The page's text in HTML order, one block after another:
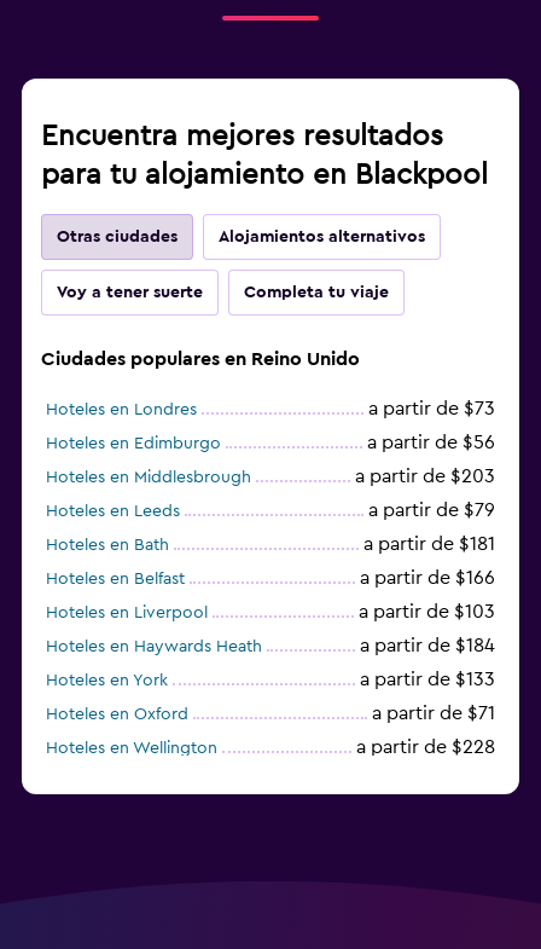
Encuentra mejores resultados
para tu alojamiento en Blackpool
Otras ciudades Alojamientos alternativos
Voy a tener suerte Completa tu viaje
Ciudades populares en Reino Unido
Hoteles en Londres a partir de $73
Hoteles en Edimburgo a partir de $56
Hoteles en Middlesbrough a partir de $203
Hoteles en Leeds a partir de $79
Hoteles en Bath a partir de $181
Hoteles en Belfast a partir de $166
Hoteles en Liverpool a partir de $103
Hoteles en Haywards Heath a partir de $184
Hoteles en York a partir de $133
Hoteles en Oxford a partir de $71
Hoteles en Wellington a partir de $228